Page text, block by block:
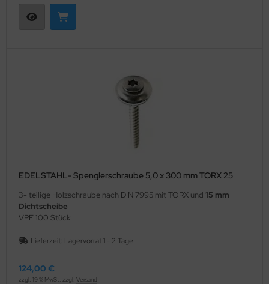
EDELSTAHL- Spenglerschraube 5,0 x 300 mm TORX 25
3- teilige Holzschraube nach DIN 7995 mit TORX und 15 mm
Dichtscheibe
VPE 100 Stück
Lieferzeit: Lagervorrat 1 - 2 Tage
124,00 €
zzgl. 19 % MwSt. zzgl. Versand